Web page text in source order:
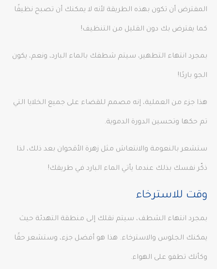
المفترض أن تكون بهذه الطريقة لأنه لا يمكنك أن تصبح نظيفًا
كما يفترض بك دون القليل من التنظيف!
بمجرد انتهاء التطهير، سيتم شطفك بالماء البارد، ونعم، يكون
الجو باردًا!
هذا جزء من العملية، إنه مصمم للقضاء على جميع الخلايا التي
تم حكها وتحسين الدورة الدموية.
ستشعر بالنعومة والانتعاش مثل زهرة الأقحوان بعد ذلك، لذا
ذكّر نفسك بذلك عندما يأتي الماء البارد في طريقك!
وقت للاسترخاء
بمجرد انتهاء الشطف، سيتم نقلك إلى منطقة التهدئة حيث
يمكنك الجلوس والاسترخاء. هذا هو أفضل جزء، وستشعر حقًا
وكأنك تطفو على الهواء.